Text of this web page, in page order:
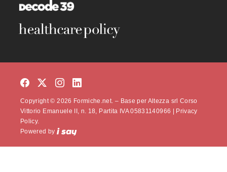
Copyright © 2026 Formiche.net. – Base per Altezza srl Corso
Vittorio Emanuele II, n. 18, Partita IVA 05831140966 | Privacy
Policy.
Powered by